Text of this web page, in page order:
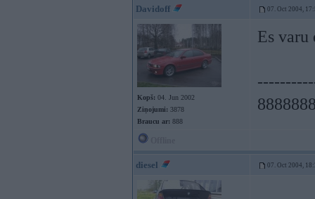
Davidoff 07. Oct 2004,
Kopš: 04. Jun 2002
Ziņojumi: 3878
Braucu ar: 888
Es varu
diesel 07. Oct 2004,